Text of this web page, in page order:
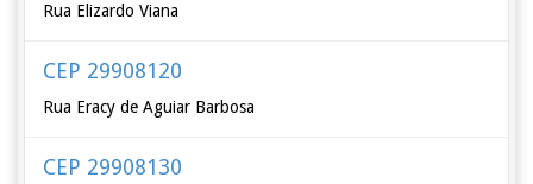
Rua Elizardo Viana
CEP 29908120
Rua Eracy de Aguiar Barbosa
CEP 29908130